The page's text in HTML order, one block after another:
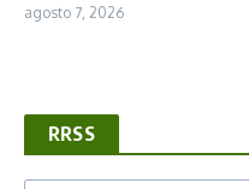
agosto 7, 2026
RRSS